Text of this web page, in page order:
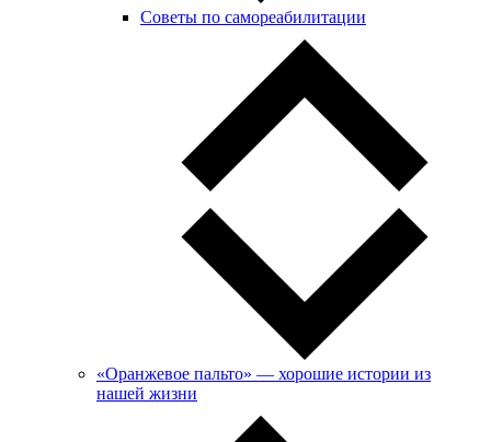
Советы по самореабилитации
«Оранжевое пальто» — хорошие истории из
нашей жизни